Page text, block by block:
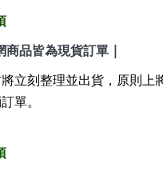
商品皆為現貨訂單 |
立刻整理並出貨，原則上
單。